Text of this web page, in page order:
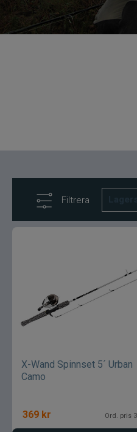
Filtrera
X-Wand Spinnset 5´ Urban
Camo
369 kr Ord. pris